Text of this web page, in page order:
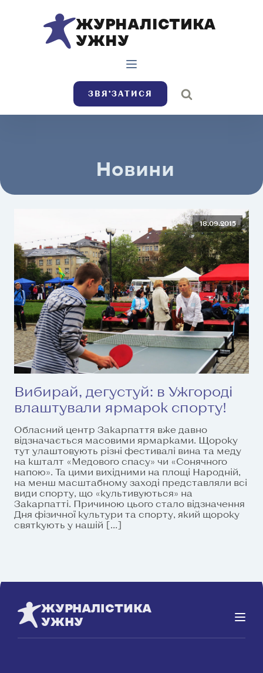
ЖУРНАЛІСТИКА
УЖНУ
ЗВЯ’ЗАТИСЯ
Новини
18.09.2015
Вибирай, дегустуй: в Ужгороді
влаштували ярмарок спорту!
Обласний центр Закарпаття вже давно
відзначається масовими ярмарками. Щороку
тут улаштовують різні фестивалі вина та меду
на кшталт «Медового спасу» чи «Сонячного
напою». Та цими вихідними на площі Народній,
на менш масштабному заході представляли всі
види спорту, що «культивуються» на
Закарпатті. Причиною цього стало відзначення
Дня фізичної культури та спорту, який щороку
святкують у нашій […]
ЖУРНАЛІСТИКА
УЖНУ